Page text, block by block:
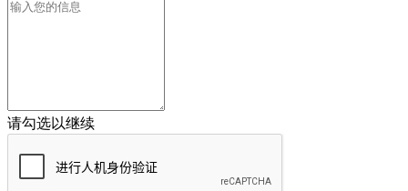
请勾选以继续